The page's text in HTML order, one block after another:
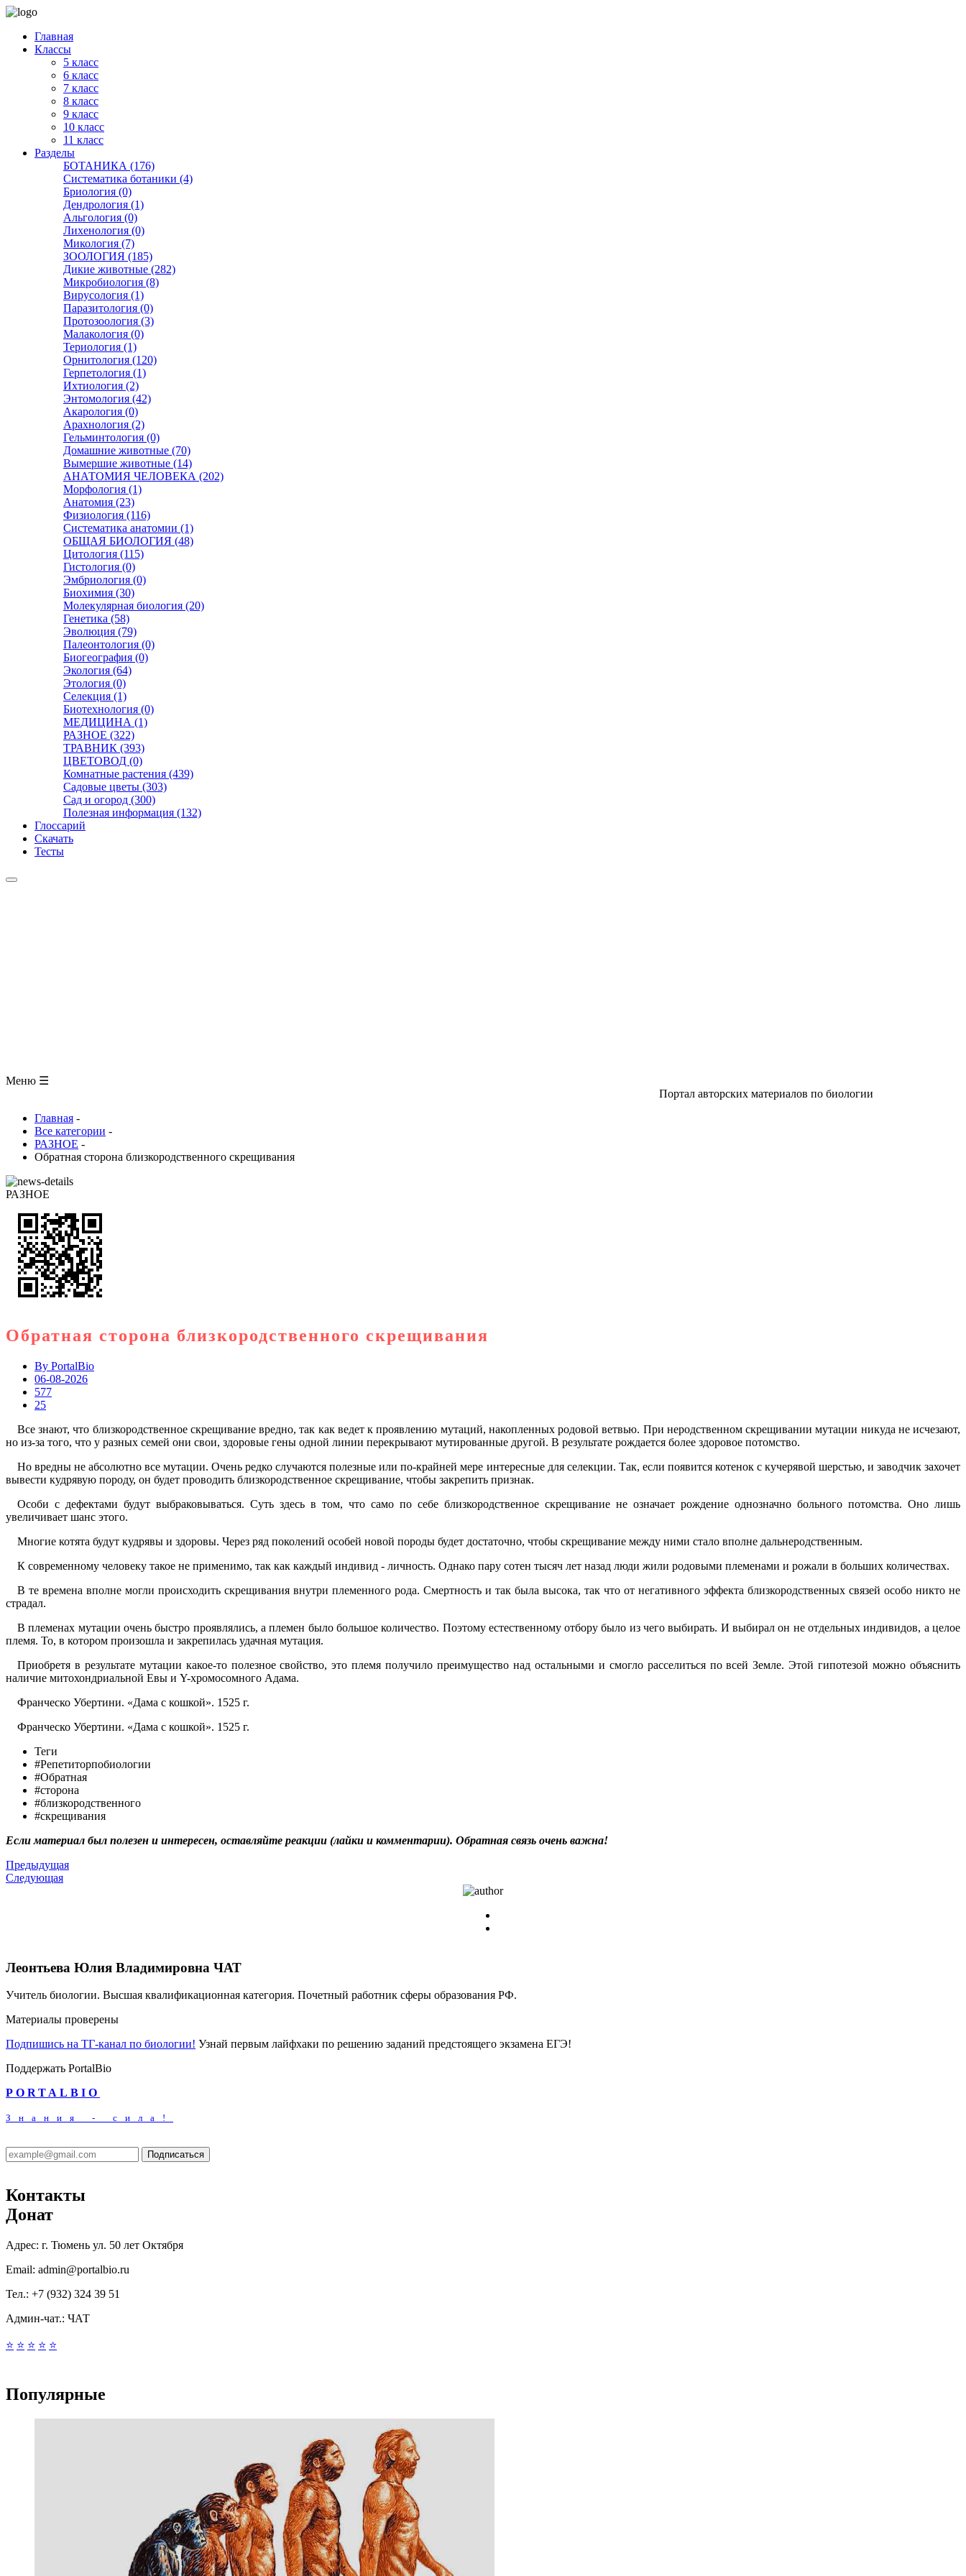
Главная
Классы
5 класс
6 класс
7 класс
8 класс
9 класс
10 класс
11 класс
Разделы
БОТАНИКА (176)
Систематика ботаники (4)
Бриология (0)
Дендрология (1)
Альгология (0)
Лихенология (0)
Микология (7)
ЗООЛОГИЯ (185)
Дикие животные (282)
Микробиология (8)
Вирусология (1)
Паразитология (0)
Протозоология (3)
Малакология (0)
Териология (1)
Орнитология (120)
Герпетология (1)
Ихтиология (2)
Энтомология (42)
Акарология (0)
Арахнология (2)
Гельминтология (0)
Домашние животные (70)
Вымершие животные (14)
АНАТОМИЯ ЧЕЛОВЕКА (202)
Морфология (1)
Анатомия (23)
Физиология (116)
Систематика анатомии (1)
ОБЩАЯ БИОЛОГИЯ (48)
Цитология (115)
Гистология (0)
Эмбриология (0)
Биохимия (30)
Молекулярная биология (20)
Генетика (58)
Эволюция (79)
Палеонтология (0)
Биогеография (0)
Экология (64)
Этология (0)
Селекция (1)
Биотехнология (0)
МЕДИЦИНА (1)
РАЗНОЕ (322)
ТРАВНИК (393)
ЦВЕТОВОД (0)
Комнатные растения (439)
Садовые цветы (303)
Сад и огород (300)
Полезная информация (132)
Глоссарий
Скачать
Тесты
Меню ☰
Портал авторских материалов по биологии
Главная -
Все категории -
РАЗНОЕ -
Обратная сторона близкородственного скрещивания
РАЗНОЕ
Обратная сторона близкородственного скрещивания
By PortalBio
06-08-2026
577
25
Все знают, что близкородственное скрещивание вредно, так как ведет к проявлению мутаций, накопленных родовой ветвью. При неродственном скрещивании мутации никуда не исчезают,
но из-за того, что у разных семей они свои, здоровые гены одной линии перекрывают мутированные другой. В результате рождается более здоровое потомство.
Но вредны не абсолютно все мутации. Очень редко случаются полезные или по-крайней мере интересные для селекции. Так, если появится котенок с кучерявой шерстью, и заводчик захочет
вывести кудрявую породу, он будет проводить близкородственное скрещивание, чтобы закрепить признак.
Особи с дефектами будут выбраковываться. Суть здесь в том, что само по себе близкородственное скрещивание не означает рождение однозначно больного потомства. Оно лишь
увеличивает шанс этого.
Многие котята будут кудрявы и здоровы. Через ряд поколений особей новой породы будет достаточно, чтобы скрещивание между ними стало вполне дальнеродственным.
К современному человеку такое не применимо, так как каждый индивид - личность. Однако пару сотен тысяч лет назад люди жили родовыми племенами и рожали в больших количествах.
В те времена вполне могли происходить скрещивания внутри племенного рода. Смертность и так была высока, так что от негативного эффекта близкородственных связей особо никто не
страдал.
В племенах мутации очень быстро проявлялись, а племен было большое количество. Поэтому естественному отбору было из чего выбирать. И выбирал он не отдельных индивидов, а целое
племя. То, в котором произошла и закрепилась удачная мутация.
Приобретя в результате мутации какое-то полезное свойство, это племя получило преимущество над остальными и смогло расселиться по всей Земле. Этой гипотезой можно объяснить
наличие митохондриальной Евы и Y-хромосомного Адама.
Франческо Убертини. «Дама с кошкой». 1525 г.
Франческо Убертини. «Дама с кошкой». 1525 г.
Теги
#Репетиторпобиологии
#Обратная
#сторона
#близкородственного
#скрещивания
Если материал был полезен и интересен, оставляйте реакции (лайки и комментарии). Обратная связь очень важна!
Предыдущая
Следующая
Леонтьева Юлия Владимировна ЧАТ
Учитель биологии. Высшая квалификационная категория. Почетный работник сферы образования РФ.
Материалы проверены
Подпишись на ТГ-канал по биологии! Узнай первым лайфхаки по решению заданий предстоящего экзамена ЕГЭ!
Поддержать PortalBio
PORTALBIO
Знания - сила!
Подписаться
Контакты
Донат
Адрес: г. Тюмень ул. 50 лет Октября
Email: admin@portalbio.ru
Тел.: +7 (932) 324 39 51
Админ-чат.: ЧАТ
⭐ ⭐ ⭐ ⭐ ⭐
Популярные